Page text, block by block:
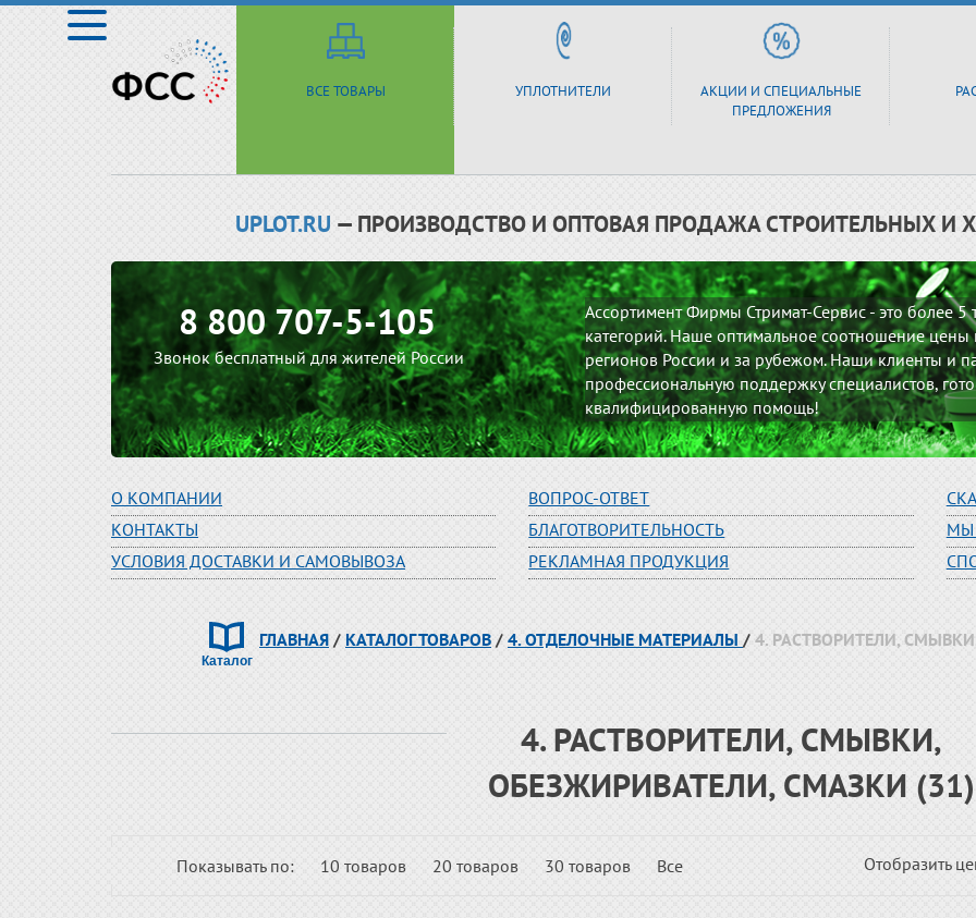
ВСЕ ТОВАРЫ УПЛОТНИТЕЛИ
АКЦИИ И СПЕЦИАЛЬНЫЕ
ПРЕДЛОЖЕНИЯ
UPLOT.RU — ПРОИЗВОДСТВО И ОПТОВАЯ ПРОДАЖА СТРОИТЕЛЬНЫХ И
8 800 707-5-105
Звонок бесплатный для жителей России
Ассортимент Фирмы Стримат-Сервис - это более
категорий. Наше оптимальное соотношение цены
регионов России и за рубежом. Наши клиенты и
профессиональную поддержку специалистов,
квалифицированную помощь!
О КОМПАНИИ
КОНТАКТЫ
УСЛОВИЯ ДОСТАВКИ И САМОВЫВОЗА
ВОПРОС-ОТВЕТ
БЛАГОТВОРИТЕЛЬНОСТЬ
РЕКЛАМНАЯ ПРОДУКЦИЯ
МЫ
ГЛАВНАЯ / КАТАЛОГ ТОВАРОВ / 4. ОТДЕЛОЧНЫЕ МАТЕРИАЛЫ / 4. РАСТВОРИТЕЛИ,
4. РАСТВОРИТЕЛИ, СМЫВКИ,
ОБЕЗЖИРИВАТЕЛИ, СМАЗКИ (31)
Показывать по: 10 товаров 20 товаров 30 товаров Все Отобразить